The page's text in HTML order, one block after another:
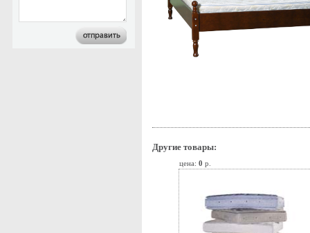
Другие товары:
цена: 0 р.